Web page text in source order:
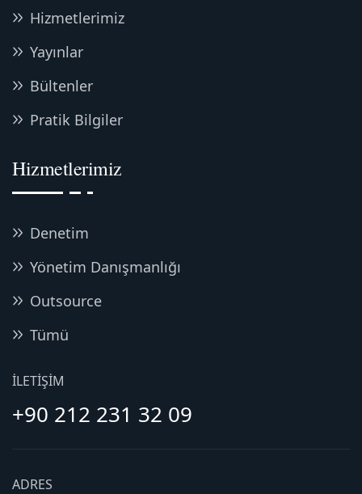
Hizmetlerimiz
Yayınlar
Bültenler
Pratik Bilgiler
Hizmetlerimiz
Denetim
Yönetim Danışmanlığı
Outsource
Tümü
İLETIŞIM
+90 212 231 32 09
ADRES